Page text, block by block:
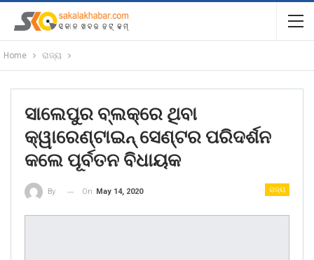
Home ରାଜ୍ୟ
ସାଲେପୁର ବ୍ଲକ୍ରେ ଥିବା
କ୍ୱାରେଣ୍ଟାଇନ୍ ସେଣ୍ଟର ପରିଦର୍ଶନ
କଲେ ପୂର୍ବତନ ବିଧାୟକ
ରାଜ୍ୟ
By On May 14, 2020